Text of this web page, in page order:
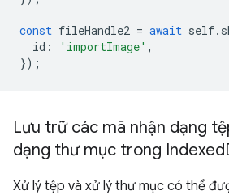
const fileHandle2 = await self.
id : 'importImage' ,
});
Lưu trữ các mã nhận dạng
dạng thư mục trong Indexed
Xử lý tệp và xử lý thư mục có thể